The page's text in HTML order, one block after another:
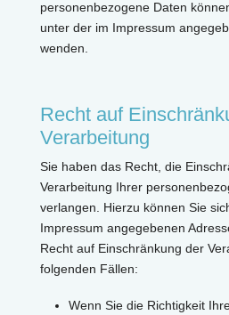
personenbezogene Daten
unter der im Impressum
wenden.
Recht auf
Verarbeitung
Sie haben das Recht, die
Verarbeitung Ihrer
verlangen. Hierzu können Sie
Impressum angegebenen
Recht auf Einschränkung der
folgenden Fällen:
Wenn Sie die Richtigkeit